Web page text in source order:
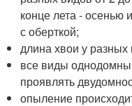
конце лета - осенью
с оберткой;
длина хвои у
все виды
проявлять
опыление